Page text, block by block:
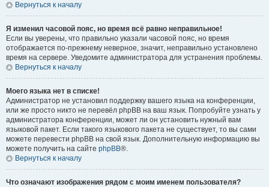
Вернуться к началу
Я изменил часовой пояс, но время всё равно неправильное!
Если вы уверены, что правильно указали часовой пояс, но время
отображается по-прежнему неверное, значит, неправильно установлено
время на сервере. Уведомите администратора для устранения проблемы.
Вернуться к началу
Моего языка нет в списке!
Администратор не установил поддержку вашего языка на конференции,
или же просто никто не перевёл phpBB на ваш язык. Попробуйте узнать у
администратора конференции, может ли он установить нужный вам
языковой пакет. Если такого языкового пакета не существует, то вы сами
можете перевести phpBB на свой язык. Дополнительную информацию вы
можете получить на сайте phpBB®.
Вернуться к началу
Что означают изображения рядом с моим именем пользователя?